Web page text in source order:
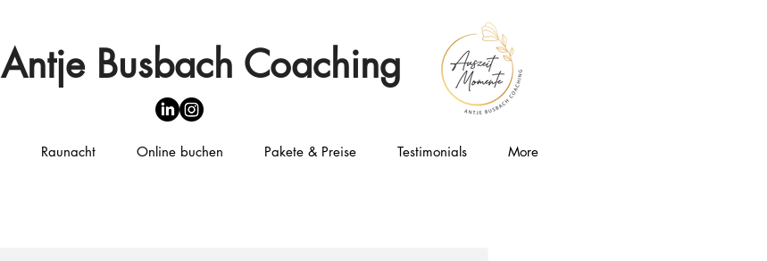
Antje Busbach Coaching
Raunacht Online buchen Pakete & Preise Testimonials More